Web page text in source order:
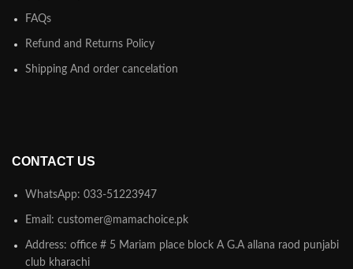
FAQs
Refund and Returns Policy
Shipping And order cancelation
CONTACT US
WhatsApp: 033-51223947
Email: customer@mamachoice.pk
Address: office # 5 Mariam place block A G.A allana raod punjabi
club kharachi